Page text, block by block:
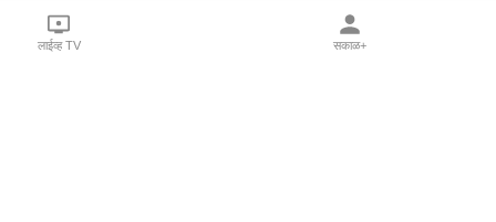
लाईव्ह TV सकाळ+